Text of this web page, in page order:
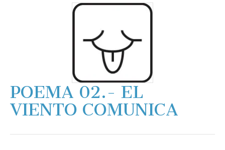
POEMA 02.- EL
VIENTO COMUNICA